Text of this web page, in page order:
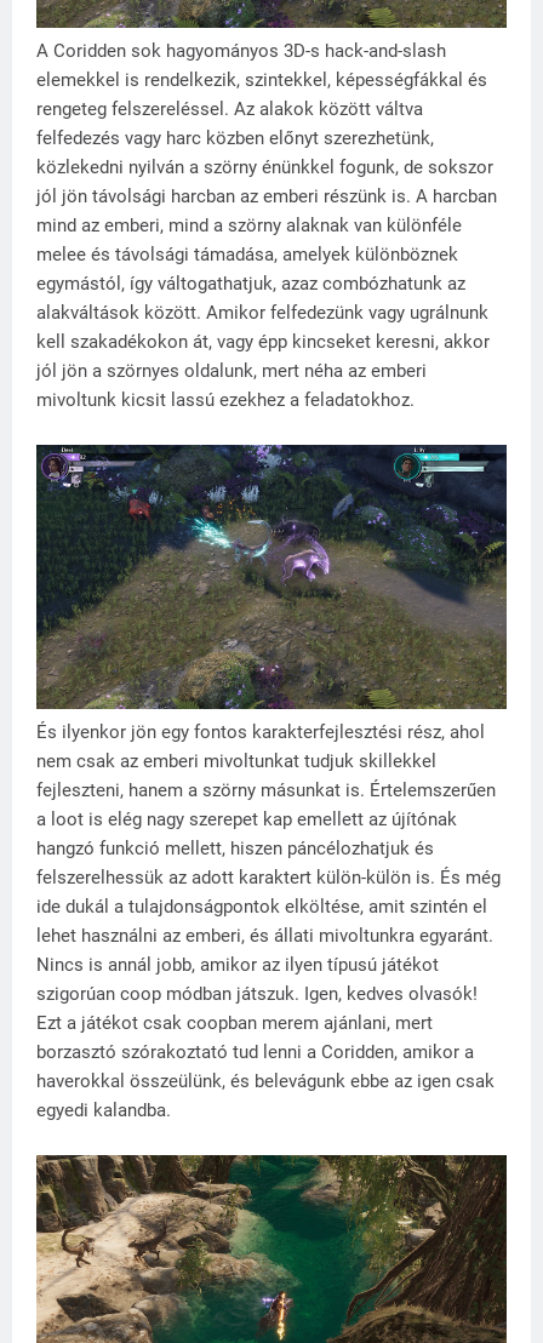
A Coridden sok hagyományos 3D-s hack-and-slash
elemekkel is rendelkezik, szintekkel, képességfákkal és
rengeteg felszereléssel. Az alakok között váltva
felfedezés vagy harc közben előnyt szerezhetünk,
közlekedni nyilván a szörny énünkkel fogunk, de sokszor
jól jön távolsági harcban az emberi részünk is. A harcban
mind az emberi, mind a szörny alaknak van különféle
melee és távolsági támadása, amelyek különböznek
egymástól, így váltogathatjuk, azaz combózhatunk az
alakváltások között. Amikor felfedezünk vagy ugrálnunk
kell szakadékokon át, vagy épp kincseket keresni, akkor
jól jön a szörnyes oldalunk, mert néha az emberi
mivoltunk kicsit lassú ezekhez a feladatokhoz.
És ilyenkor jön egy fontos karakterfejlesztési rész, ahol
nem csak az emberi mivoltunkat tudjuk skillekkel
fejleszteni, hanem a szörny másunkat is. Értelemszerűen
a loot is elég nagy szerepet kap emellett az újítónak
hangzó funkció mellett, hiszen páncélozhatjuk és
felszerelhessük az adott karaktert külön-külön is. És még
ide dukál a tulajdonságpontok elköltése, amit szintén el
lehet használni az emberi, és állati mivoltunkra egyaránt.
Nincs is annál jobb, amikor az ilyen típusú játékot
szigorúan coop módban játszuk. Igen, kedves olvasók!
Ezt a játékot csak coopban merem ajánlani, mert
borzasztó szórakoztató tud lenni a Coridden, amikor a
haverokkal összeülünk, és belevágunk ebbe az igen csak
egyedi kalandba.